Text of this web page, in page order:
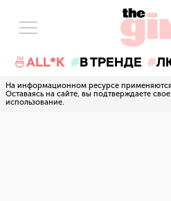
🍜ALL*K В ТРЕНДЕ
На информационном ресурсе
Оставаясь на сайте, вы подтверждаете свое
использование.